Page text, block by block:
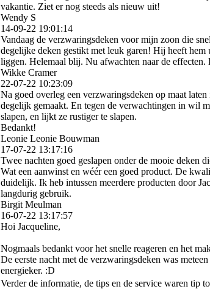
vakantie. Ziet er nog steeds als nieuw uit!
Wendy S
14-09-22 19:01:14
Vandaag de verzwaringsdeken voor mijn zoon die
degelijke deken gestikt met leuk garen! Hij heeft hem
liggen. Helemaal blij. Nu afwachten naar de effecten.
Wikke Cramer
22-07-22 10:23:09
Na goed overleg een verzwaringsdeken op maat
degelijk gemaakt. En tegen de verwachtingen in wil
slapen, en lijkt ze rustiger te slapen.
Bedankt!
Leonie Leonie Bouwman
17-07-22 13:17:16
Twee nachten goed geslapen onder de mooie deken
Wat een aanwinst en wéér een goed product. De
duidelijk. Ik heb intussen meerdere producten door
langdurig gebruik.
Birgit Meulman
16-07-22 13:17:57
Hoi Jacqueline,
Nogmaals bedankt voor het snelle reageren en het
De eerste nacht met de verzwaringsdeken was
energieker. :D
Verder de informatie, de tips en de service waren tip